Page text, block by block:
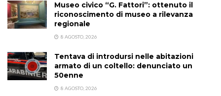
Museo civico “G. Fattori”: ottenuto il
riconoscimento di museo a rilevanza
regionale
8 AGOSTO, 2026
Tentava di introdursi nelle abitazioni
armato di un coltello: denunciato un
50enne
8 AGOSTO, 2026